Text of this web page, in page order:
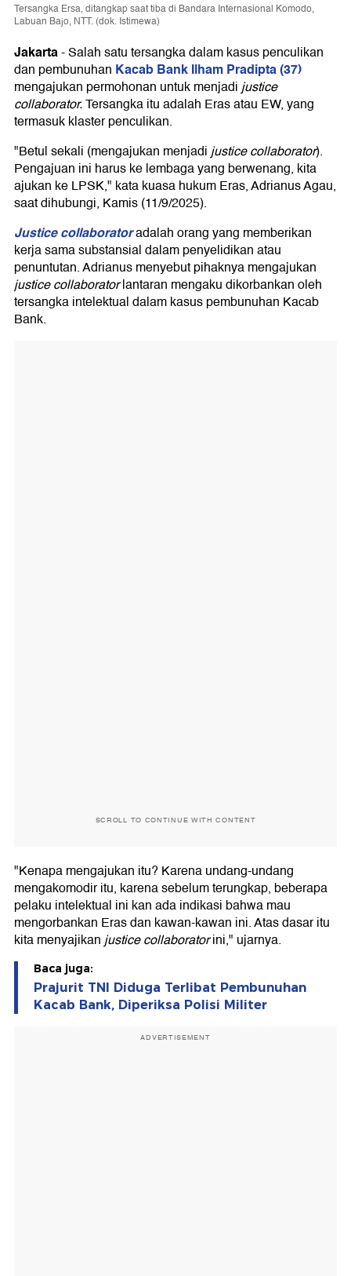
Tersangka Ersa, ditangkap saat tiba di Bandara Internasional Komodo,
Labuan Bajo, NTT. (dok. Istimewa)
Jakarta-Salah satu tersangka dalam kasus penculikan
dan pembunuhan Kacab Bank Ilham Pradipta (37)
mengajukan permohonan untuk menjadijustice
collaborator.Tersangka itu adalah Eras atau EW, yang
termasuk klaster penculikan.
"Betul sekali (mengajukan menjadijustice collaborator).
Pengajuan ini harus ke lembaga yang berwenang, kita
ajukan ke LPSK," kata kuasa hukum Eras, Adrianus Agau,
saat dihubungi, Kamis (11/9/2025).
Justice collaboratoradalah orang yang memberikan
kerja sama substansial dalam penyelidikan atau
penuntutan. Adrianus menyebut pihaknya mengajukan
justice collaboratorlantaran mengaku dikorbankan oleh
tersangka intelektual dalam kasus pembunuhan Kacab
Bank.
SCROLL TO CONTINUE WITH CONTENT
"Kenapa mengajukan itu? Karena undang-undang
mengakomodir itu, karena sebelum terungkap, beberapa
pelaku intelektual ini kan ada indikasi bahwa mau
mengorbankan Eras dan kawan-kawan ini. Atas dasar itu
kita menyajikanjustice collaboratorini," ujarnya.
Baca juga:
Prajurit TNI Diduga Terlibat Pembunuhan
Kacab Bank, Diperiksa Polisi Militer
ADVERTISEMENT